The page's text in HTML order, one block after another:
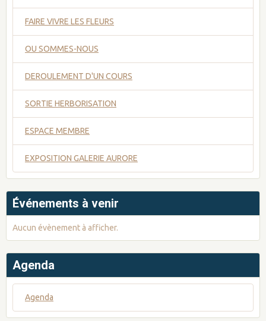
FAIRE VIVRE LES FLEURS
OU SOMMES-NOUS
DEROULEMENT D'UN COURS
SORTIE HERBORISATION
ESPACE MEMBRE
EXPOSITION GALERIE AURORE
Événements à venir
Aucun évènement à afficher.
Agenda
Agenda